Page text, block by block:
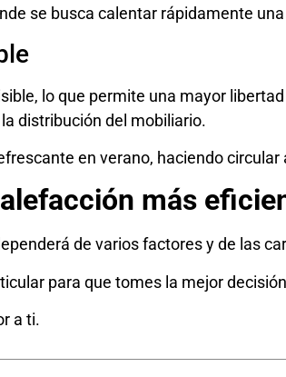
se busca calentar rápidamente
lo que permite una mayor
distribución del mobiliario.
en verano, haciendo circular
más
de varios factores y de las
para que tomes la mejor
a ti.